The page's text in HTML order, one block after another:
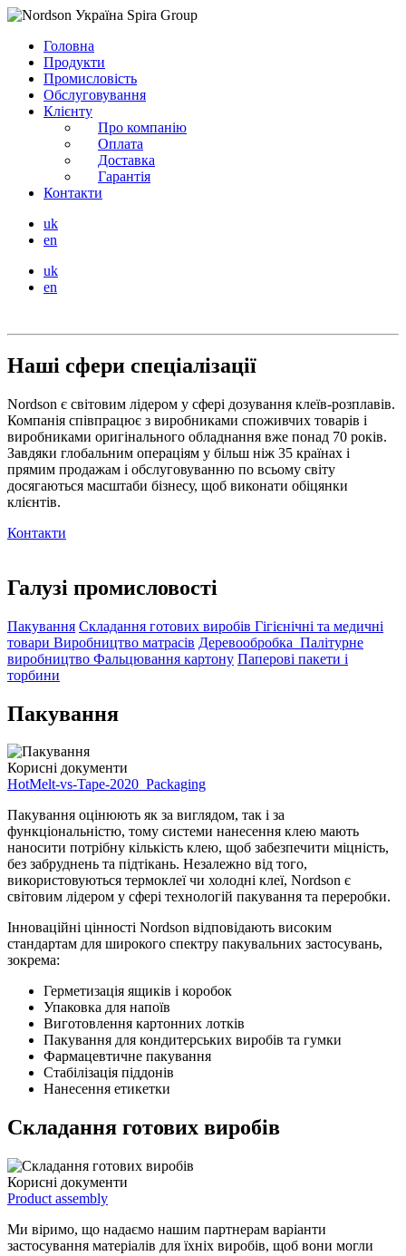
Головна
Продукти
Промисловість
Обслуговування
Клієнту
Про компанію
Оплата
Доставка
Гарантія
Контакти
uk
en
uk
en
Наші сфери спеціалізації
Nordson є світовим лідером у сфері дозування клеїв-розплавів.
Компанія співпрацює з виробниками споживчих товарів і
виробниками оригінального обладнання вже понад 70 років.
Завдяки глобальним операціям у більш ніж 35 країнах і
прямим продажам і обслуговуванню по всьому світу
досягаються масштаби бізнесу, щоб виконати обіцянки
клієнтів.
Контакти
Галузі промисловості
Пакування Складання готових виробів Гігієнічні та медичні
товари Виробництво матрасів Деревообробка Палітурне
виробництво Фальцювання картону Паперові пакети і
торбини
Пакування
Корисні документи
HotMelt-vs-Tape-2020_Packaging
Пакування оцінюють як за виглядом, так і за
функціональністю, тому системи нанесення клею мають
наносити потрібну кількість клею, щоб забезпечити міцність,
без забруднень та підтікань. Незалежно від того,
використовуються термоклеї чи холодні клеї, Nordson є
світовим лідером у сфері технологій пакування та переробки.
Інноваційні цінності Nordson відповідають високим
стандартам для широкого спектру пакувальних застосувань,
зокрема:
Герметизація ящиків і коробок
Упаковка для напоїв
Виготовлення картонних лотків
Пакування для кондитерських виробів та гумки
Фармацевтичне пакування
Стабілізація піддонів
Нанесення етикетки
Складання готових виробів
Корисні документи
Product assembly
Ми віримо, що надаємо нашим партнерам варіанти
застосування матеріалів для їхніх виробів, щоб вони могли